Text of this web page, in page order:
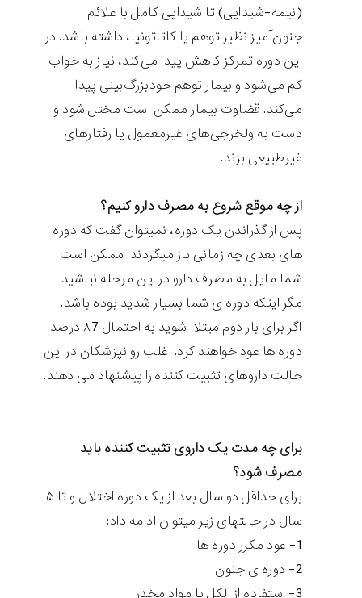
(نیمه-شیدایی) تا شیدایی کامل با علائم
جنون‌آمیز نظیر توهم یا کاتاتونیا، داشته باشد. در
این دوره تمرکز کاهش پیدا می‌کند، نیاز به خواب
کم می‌شود و بیمار توهم خودبزرگ‌بینی پیدا
می‌کند. قضاوت بیمار ممکن است مختل شود و
دست به ولخرجی‌های غیرمعمول یا رفتارهای
غیرطبیعی بزند.
از چه موقع شروع به مصرف دارو کنیم؟
پس از گذراندن یک دوره، نمیتوان گفت که دوره
های بعدی چه زمانی باز میگردند. ممکن است
شما مایل به مصرف دارو در این مرحله نباشید
مگر اینکه دوره ی شما بسیار شدید بوده باشد.
اگر برای بار دوم مبتلا شوید به احتمال ۸7 درصد
دوره ها عود خواهند کرد. اغلب روانپزشکان در این
حالت داروهای تثبیت کننده را پیشنهاد می دهند.
برای چه مدت یک داروی تثبیت کننده باید
مصرف شود؟
برای حداقل دو سال بعد از یک دوره اختلال و تا ۵
سال در حالتهای زیر میتوان ادامه داد:
1- عود مکرر دوره ها
2- دوره ی جنون
3- استفاده از الکل یا مواد مخدر